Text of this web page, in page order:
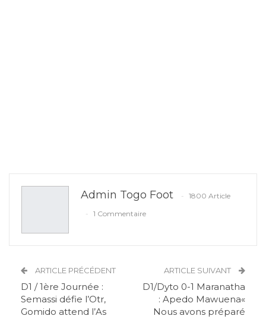
Admin Togo Foot
1800 Article
1 Commentaire
ARTICLE PRÉCÉDENT
D1 / 1ère Journée :
Semassi défie l’Otr,
Gomido attend l’As
ARTICLE SUIVANT
D1/Dyto 0-1 Maranatha
: Apedo Mawuena«
Nous avons préparé